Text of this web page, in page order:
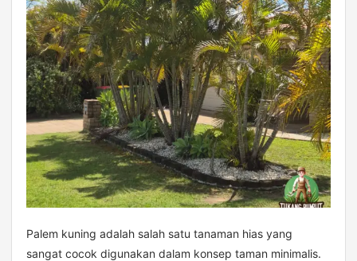
Palem kuning adalah salah satu tanaman hias yang
sangat cocok digunakan dalam konsep taman minimalis.